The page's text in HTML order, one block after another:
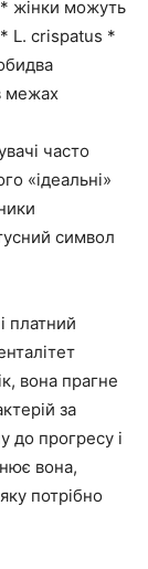
жінки можуть
* L. crispatus *
межах
часто
«ідеальні»
символ
платний
вона прагне
за
до прогресу і
вона,
потрібно